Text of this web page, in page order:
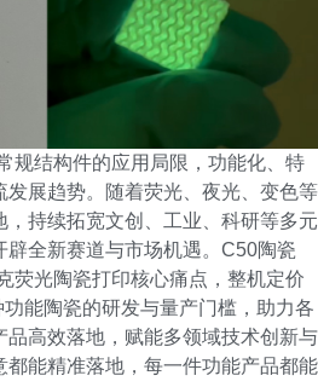
规结构件的应用局限，功能化、特
展趋势。随着荧光、夜光、变色等
持续拓宽文创、工业、科研等多元
辟全新赛道与市场机遇。C50陶瓷
荧光陶瓷打印核心痛点，整机定价
能陶瓷的研发与量产门槛，助力各
高效落地，赋能多领域技术创新与
都能精准落地，每一件功能产品都能